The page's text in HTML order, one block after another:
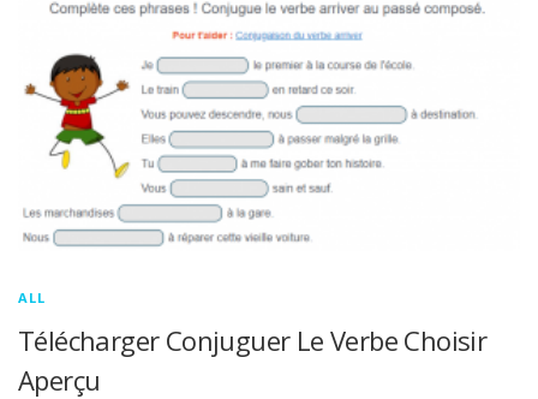
ALL
Télécharger Conjuguer Le Verbe Choisir
Aperçu